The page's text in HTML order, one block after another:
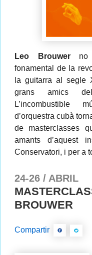
Leo Brouwerno
fonamental de la
la guitarra al segle
grans amics
L’incombustible
d’orquestra cubà
de masterclasses
amants d’aquest
Conservatori, i per a
24-26 / ABRIL
BROUWER
Compartir